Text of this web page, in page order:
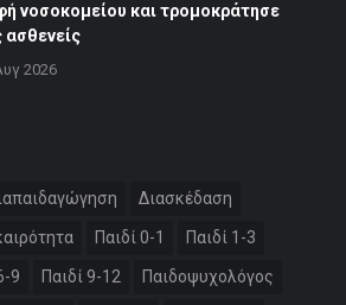
νοσοκομείου και τρομοκράτησε
ασθενείς
2026
Διασκέδαση
Παιδί 0-1 Παιδί 1-3
9 Παιδί 9-12 Παιδοψυχολόγος